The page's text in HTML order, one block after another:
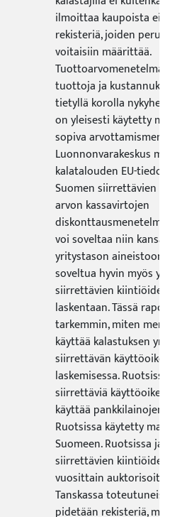
ilmoittaa kaupoista
rekisteriä, joiden
voitaisiin määrittää.
tuottoja ja
tietyllä korolla
on yleisesti käytetty
sopiva
Luonnonvarakeskus
kalatalouden EU-
Suomen siirrettävien
arvon kassavirtojen
voi soveltaa niin
yritystason
soveltua hyvin myös
siirrettävien
laskentaan. Tässä
tarkemmin, miten
käyttää kalastuksen
siirrettävän
laskemisessa.
siirrettäviä
käyttää pankkilainojen
Ruotsissa käytetty
Suomeen. Ruotsissa ja
siirrettävien
vuosittain
Tanskassa
pidetään rekisteriä,